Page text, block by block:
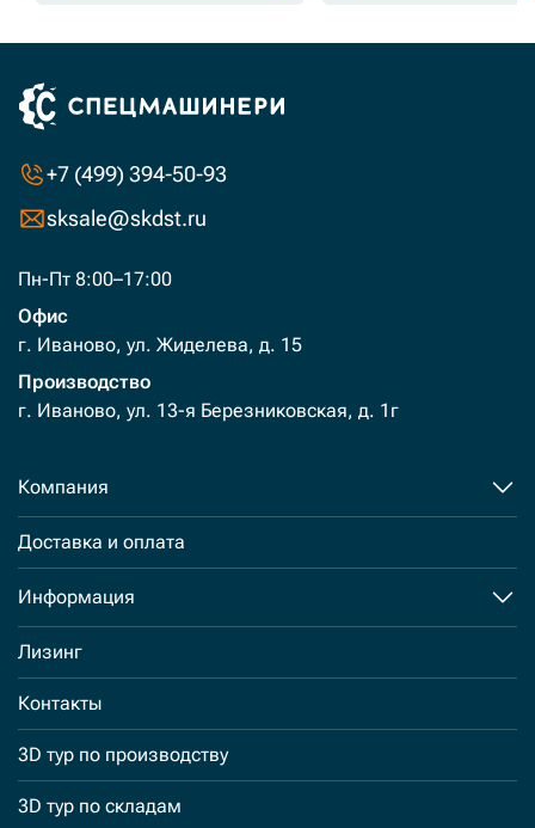
+7 (499) 394-50-93
sksale@skdst.ru
Пн-Пт 8:00–17:00
Офис
г. Иваново, ул. Жиделева, д. 15
Производство
г. Иваново, ул. 13-я Березниковская, д. 1г
Компания
Доставка и оплата
Информация
Лизинг
Контакты
3D тур по производству
3D тур по складам